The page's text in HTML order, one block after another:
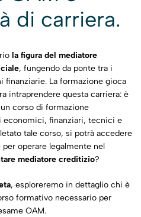
di carriera.
la figura del mediatore
, fungendo da ponte tra i
La formazione gioca
intraprendere questa carriera: è
un corso di formazione
economici, finanziari, tecnici e
tale corso, si potrà accedere
per operare legalmente nel
mediatore creditizio?
, esploreremo in dettaglio chi è
formativo necessario per
OAM.